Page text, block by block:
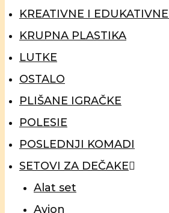
KREATIVNE I
KRUPNA PLASTIKA
LUTKE
OSTALO
PLIŠANE IGRAČKE
POLESIE
POSLEDNJI KOMADI
SETOVI ZA DEČAKE
Alat set
Avion